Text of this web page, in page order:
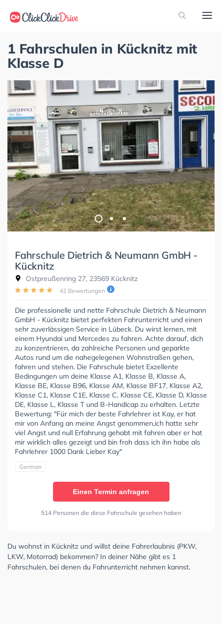
1 Fahrschulen in Kücknitz mit
Klasse D
Fahrschule Dietrich & Neumann GmbH -
Kücknitz
Ostpreußenring 27, 23569 Kücknitz
42 Bewertungen
Die professionelle und nette Fahrschule Dietrich & Neumann
GmbH - Kücknitz bietet perfekten Fahrunterricht und einen
sehr zuverlässigen Service in Lübeck. Du wirst lernen, mit
einem Hyundai und Mercedes zu fahren. Achte darauf, dich
zu konzentrieren, da zahlreiche Personen und geparkte
Autos rund um die nahegelegenen Wohnstraßen gehen,
fahren und stehen. Die Fahrschule bietet Exzellente
Bedingungen um deine Klasse A1, Klasse B, Klasse A,
Klasse BE, Klasse B96, Klasse AM, Klasse BF17, Klasse A2,
Klasse C1, Klasse C1E, Klasse C, Klasse CE, Klasse D, Klasse
DE, Klasse L, Klasse T und B-Handicap zu erhalten. Letzte
Bewertung: "Für mich der beste Fahrlehrer ist Kay, er hat
mir von Anfang an meine Angst genommen,ich hatte sehr
viel Angst und null Erfahrung gehabt mit fahren aber er hat
mir wirklich alles gezeigt und bin froh dass ich ihn habe als
Fahrlehrer 1000 Dank Lieber Kay"
German
Einen Termin anfragen
514 Personen die diese Fahrschule gesehen haben
Du wohnst in Kücknitz und willst deine Fahrerlaubnis (PKW,
LKW, Motorrad) bekommen? In deiner Nähe gibt es 1
Fahrschulen, bei denen du Fahrunterricht nehmen kannst.